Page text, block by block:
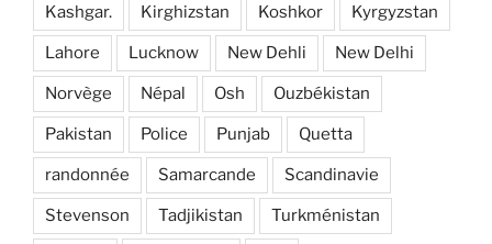
Kashgar. Kirghizstan Koshkor Kyrgyzstan
Lahore Lucknow New Dehli New Delhi
Norvège Népal Osh Ouzbékistan
Pakistan Police Punjab Quetta
randonnée Samarcande Scandinavie
Stevenson Tadjikistan Turkménistan